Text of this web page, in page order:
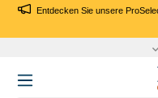
Entdecken Sie unsere